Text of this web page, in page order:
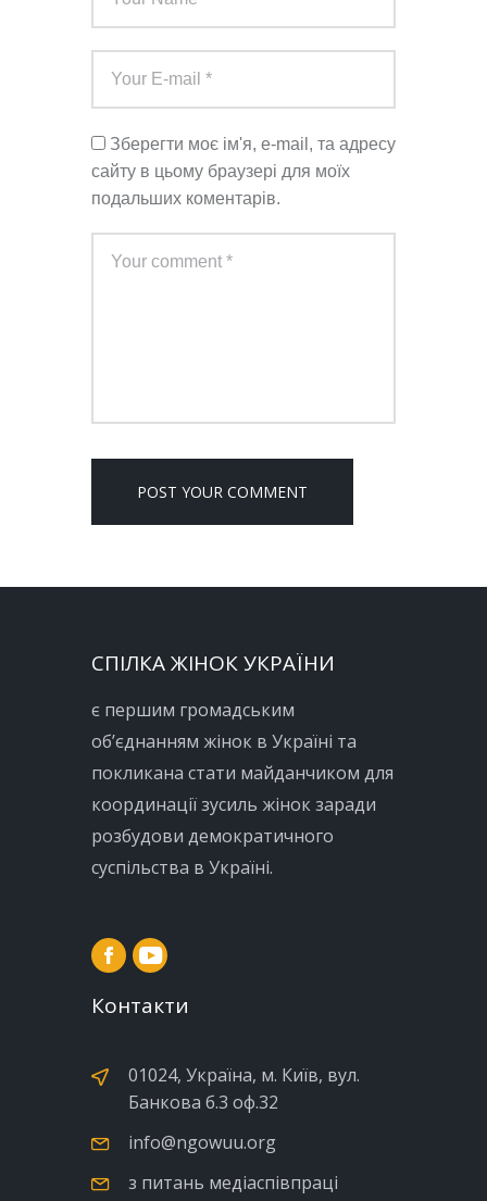
Зберегти моє ім'я, e-mail, та адресу
сайту в цьому браузері для моїх
подальших коментарів.
СПІЛКА ЖІНОК УКРАЇНИ
є першим громадським
об’єднанням жінок в Україні та
покликана стати майданчиком для
координації зусиль жінок заради
розбудови демократичного
суспільства в Україні.
Контакти
01024, Україна, м. Київ, вул.
Банкова б.3 оф.32
info@ngowuu.org
з питань медіаспівпраці